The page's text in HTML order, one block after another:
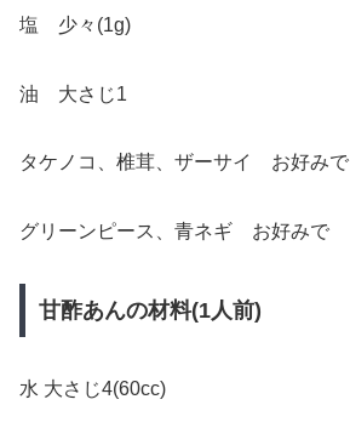
塩 少々(1g)
油 大さじ1
タケノコ、椎茸、ザーサイ お好みで
グリーンピース、青ネギ お好みで
甘酢あんの材料(1人前)
水 大さじ4(60cc)